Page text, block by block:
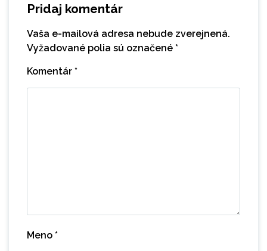
Pridaj komentár
Vaša e-mailová adresa nebude zverejnená.
Vyžadované polia sú označené *
Komentár *
Meno *